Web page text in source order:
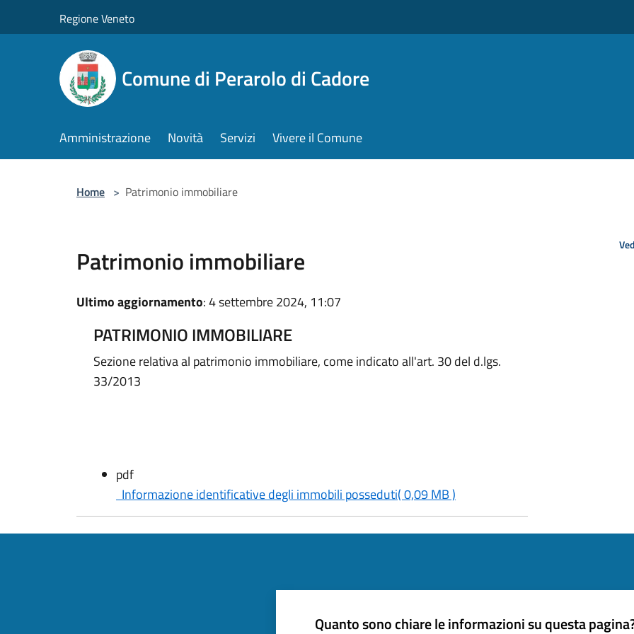
Regione Veneto
Comune di Perarolo di Cadore
Amministrazione Novità Servizi Vivere il Comune
Home > Patrimonio immobiliare
Patrimonio immobiliare
Ultimo aggiornamento: 4 settembre 2024, 11:07
PATRIMONIO IMMOBILIARE
Sezione relativa al patrimonio immobiliare, come indicato all'art. 30 del d.lgs.
33/2013
pdf
Informazione identificative degli immobili posseduti( 0,09 MB )
Quanto sono chiare le informazioni su questa